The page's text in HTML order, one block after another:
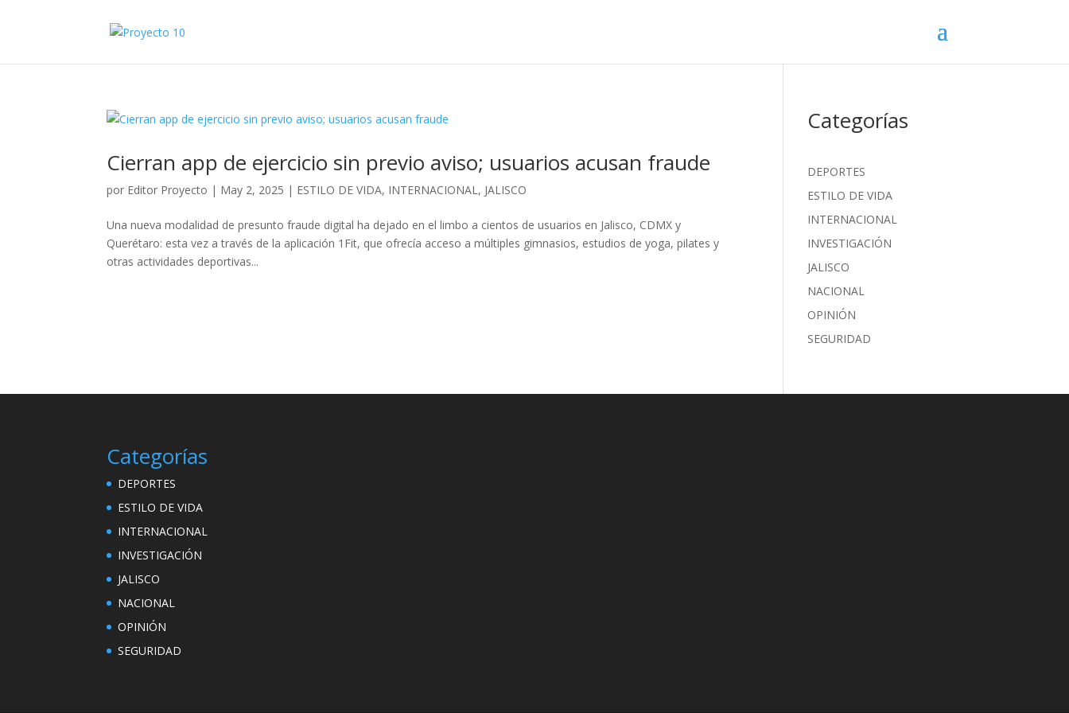
Cierran app de ejercicio sin previo aviso; usuarios acusan fraude
por Editor Proyecto | May 2, 2025 | ESTILO DE VIDA, INTERNACIONAL, JALISCO
Una nueva modalidad de presunto fraude digital ha dejado en el limbo a cientos de usuarios en Jalisco, CDMX y
Querétaro: esta vez a través de la aplicación 1Fit, que ofrecía acceso a múltiples gimnasios, estudios de yoga, pilates y
otras actividades deportivas...
Categorías
DEPORTES
ESTILO DE VIDA
INTERNACIONAL
INVESTIGACIÓN
JALISCO
NACIONAL
OPINIÓN
SEGURIDAD
Categorías
DEPORTES
ESTILO DE VIDA
INTERNACIONAL
INVESTIGACIÓN
JALISCO
NACIONAL
OPINIÓN
SEGURIDAD